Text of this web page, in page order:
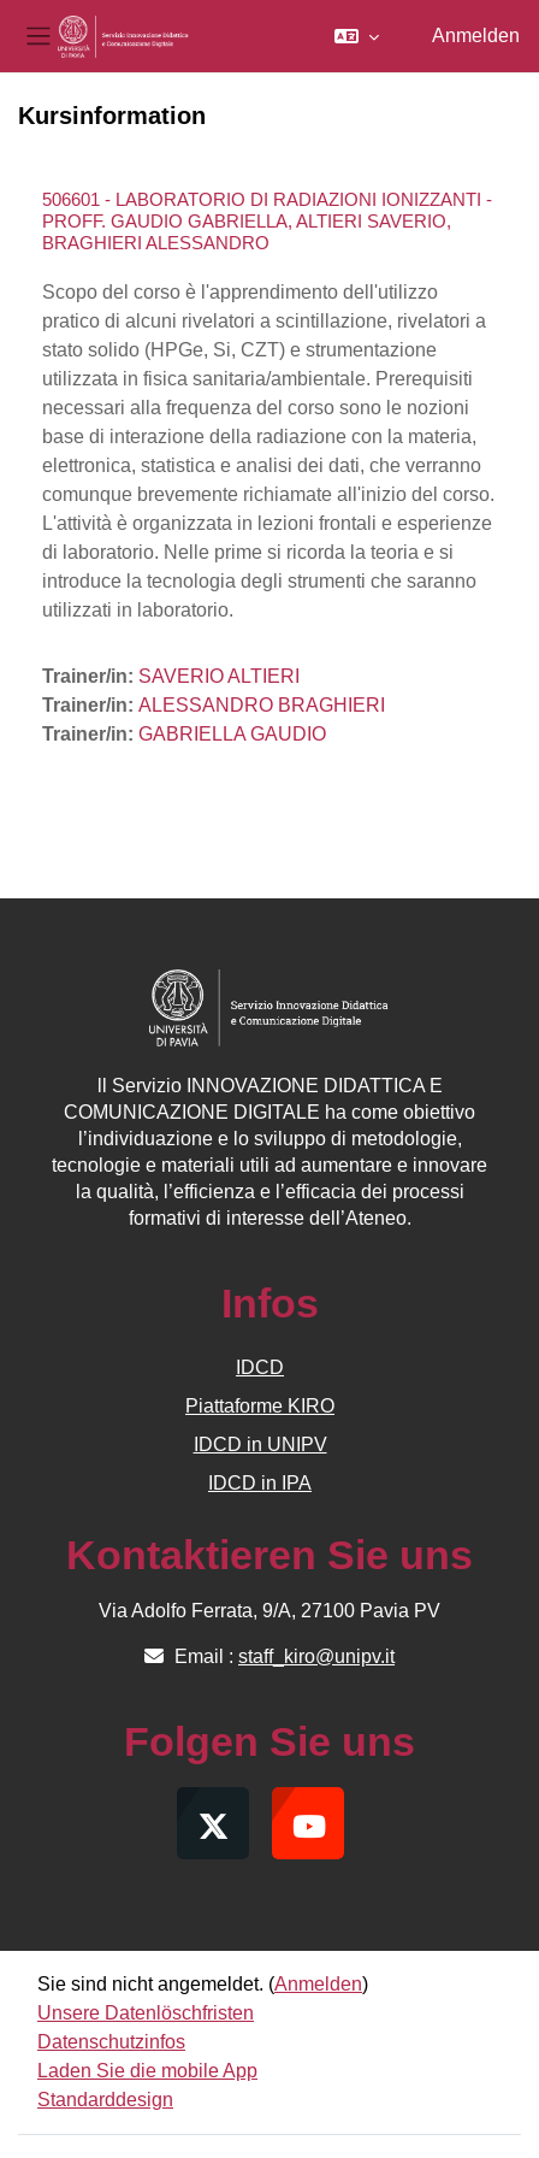
Website-Übersicht
Anmelden
Kursinformation
506601 - LABORATORIO DI RADIAZIONI IONIZZANTI -
PROFF. GAUDIO GABRIELLA, ALTIERI SAVERIO,
BRAGHIERI ALESSANDRO
Scopo del corso è l'apprendimento dell'utilizzo
pratico di alcuni rivelatori a scintillazione, rivelatori a
stato solido (HPGe, Si, CZT) e strumentazione
utilizzata in fisica sanitaria/ambientale. Prerequisiti
necessari alla frequenza del corso sono le nozioni
base di interazione della radiazione con la materia,
elettronica, statistica e analisi dei dati, che verranno
comunque brevemente richiamate all'inizio del corso.
L'attività è organizzata in lezioni frontali e esperienze
di laboratorio. Nelle prime si ricorda la teoria e si
introduce la tecnologia degli strumenti che saranno
utilizzati in laboratorio.
Trainer/in: SAVERIO ALTIERI
Trainer/in: ALESSANDRO BRAGHIERI
Trainer/in: GABRIELLA GAUDIO
Servizio INNOVAZIONE DIDATTICA E
COMUNICAZIONE DIGITALE ha come obiettivo
l’individuazione e lo sviluppo di metodologie,
tecnologie e materiali utili ad aumentare e innovare
la qualità, l’efficienza e l’efficacia dei processi
formativi di interesse dell’Ateneo.
Infos
IDCD
Piattaforme KIRO
IDCD in UNIPV
IDCD in IPA
Kontaktieren Sie uns
Via Adolfo Ferrata, 9/A, 27100 Pavia PV
Email : staff_kiro@unipv.it
Folgen Sie uns
Sie sind nicht angemeldet. (Anmelden)
Unsere Datenlöschfristen
Datenschutzinfos
Laden Sie die mobile App
Standarddesign